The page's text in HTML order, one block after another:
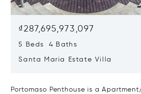
₫287,695,973,097
5 Beds 4 Baths
Santa Maria Estate Villa
Portomaso Penthouse is a